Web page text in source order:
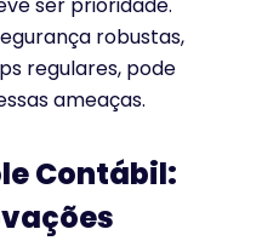
ser prioridade.
robustas,
regulares, pode
ameaças.
Contábil: